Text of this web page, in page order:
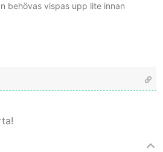
behövas vispas upp lite innan